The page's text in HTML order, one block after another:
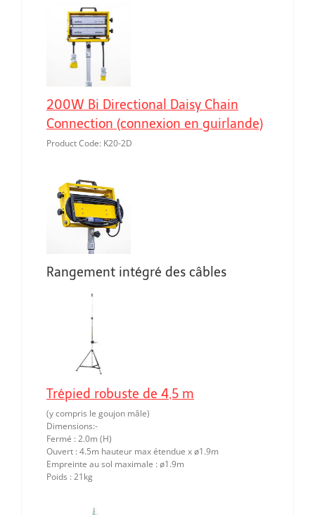
200W Bi Directional Daisy Chain
Connection (connexion en guirlande)
Product Code: K20-2D
Rangement intégré des câbles
Trépied robuste de 4,5 m
(y compris le goujon mâle)
Dimensions:-
Fermé : 2.0m (H)
Ouvert : 4.5m hauteur max étendue x ø1.9m
Empreinte au sol maximale : ø1.9m
Poids : 21kg